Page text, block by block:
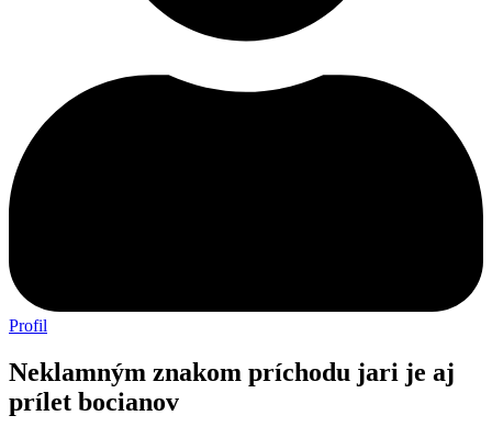
Profil
Neklamným znakom príchodu jari je aj
prílet bocianov